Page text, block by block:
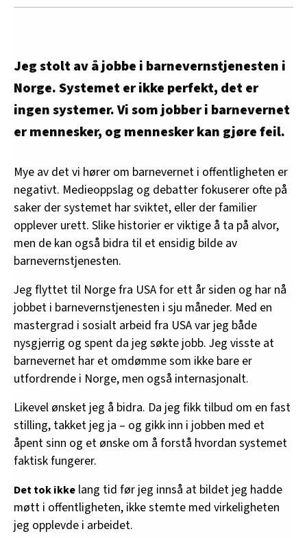
Jeg stolt av å jobbe i barnevernstjenesten i
Norge. Systemet er ikke perfekt, det er
ingen systemer. Vi som jobber i barnevernet
er mennesker, og mennesker kan gjøre feil.
Mye av det vi hører om barnevernet i offentligheten er
negativt. Medieoppslag og debatter fokuserer ofte på
saker der systemet har sviktet, eller der familier
opplever urett. Slike historier er viktige å ta på alvor,
men de kan også bidra til et ensidig bilde av
barnevernstjenesten.
Jeg flyttet til Norge fra USA for ett år siden og har nå
jobbet i barnevernstjenesten i sju måneder. Med en
mastergrad i sosialt arbeid fra USA var jeg både
nysgjerrig og spent da jeg søkte jobb. Jeg visste at
barnevernet har et omdømme som ikke bare er
utfordrende i Norge, men også internasjonalt.
Likevel ønsket jeg å bidra. Da jeg fikk tilbud om en fast
stilling, takket jeg ja – og gikk inn i jobben med et
åpent sinn og et ønske om å forstå hvordan systemet
faktisk fungerer.
Det tok ikke lang tid før jeg innså at bildet jeg hadde
møtt i offentligheten, ikke stemte med virkeligheten
jeg opplevde i arbeidet.